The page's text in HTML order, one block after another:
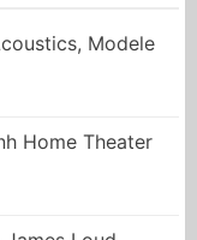
Modele
Home Theater